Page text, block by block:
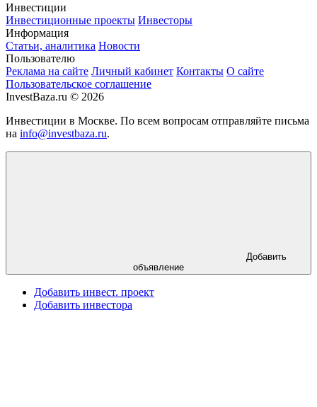
Инвестиции
Инвестиционные проекты Инвесторы
Информация
Статьи, аналитика Новости
Пользователю
Реклама на сайте Личный кабинет Контакты О сайте
Пользовательское соглашение
InvestBaza.ru © 2026
Инвестиции в Москве. По всем вопросам отправляйте письма
на info@investbaza.ru.
Добавить
объявление
Добавить инвест. проект
Добавить инвестора